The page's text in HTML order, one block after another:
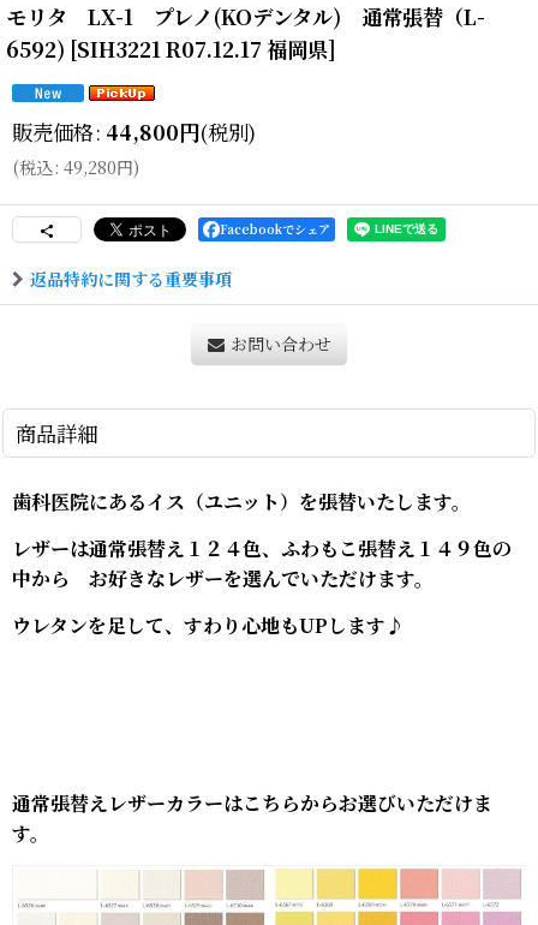
モリタ LX-1 プレノ(KOデンタル) 通常張替（L-
6592) [SIH3221 R07.12.17 福岡県]
販売価格: 44,800円(税別)
(税込: 49,280円)
Facebookでシェア
返品特約に関する重要事項
お問い合わせ
商品詳細
歯科医院にあるイス（ユニット）を張替いたします。
レザーは通常張替え１２４色、ふわもこ張替え１４９色の
中から お好きなレザーを選んでいただけます。
ウレタンを足して、すわり心地もUPします♪
通常張替えレザーカラーはこちらからお選びいただけま
す。